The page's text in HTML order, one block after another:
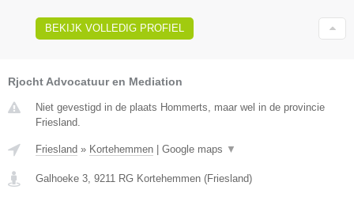
BEKIJK VOLLEDIG PROFIEL
Rjocht Advocatuur en Mediation
Niet gevestigd in de plaats Hommerts, maar wel in de provincie
Friesland.
Friesland » Kortehemmen Google maps ▼
Galhoeke 3, 9211 RG Kortehemmen (Friesland)